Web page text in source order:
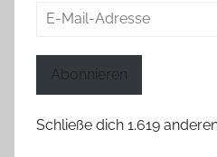
E-
Abonnieren
Schließe dich 1.619